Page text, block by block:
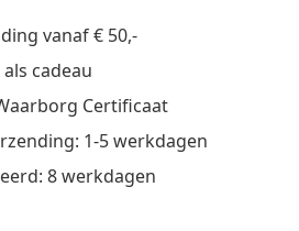
vanaf € 50,-
cadeau
Certificaat
1-5 werkdagen
8 werkdagen